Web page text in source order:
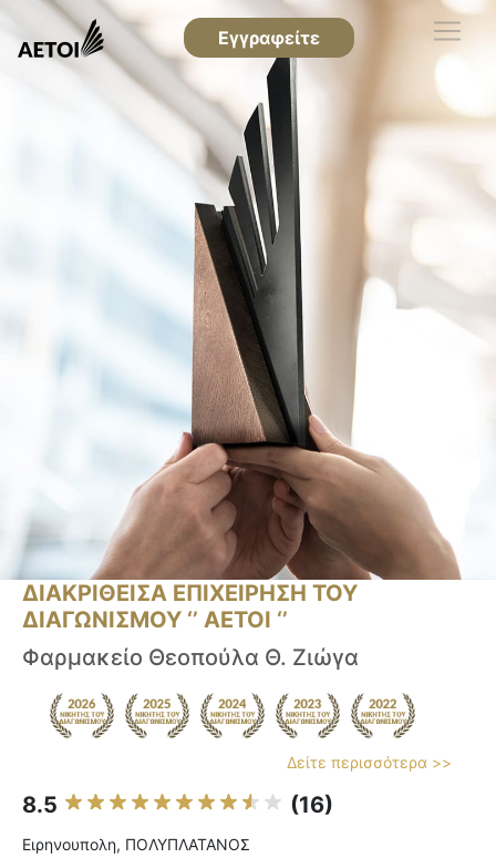
Εγγραφείτε
ΔΙΑΚΡΙΘΕΙΣΑ ΕΠΙΧΕΙΡΗΣΗ ΤΟΥ
ΔΙΑΓΩΝΙΣΜΟΥ ‘’ ΑΕΤΟΙ ‘’
Φαρμακείο Θεοπούλα Θ. Ζιώγα
Δείτε περισσότερα >>
8.5 (16)
Ειρηνουπολη, ΠΟΛΥΠΛΑΤΑΝΟΣ